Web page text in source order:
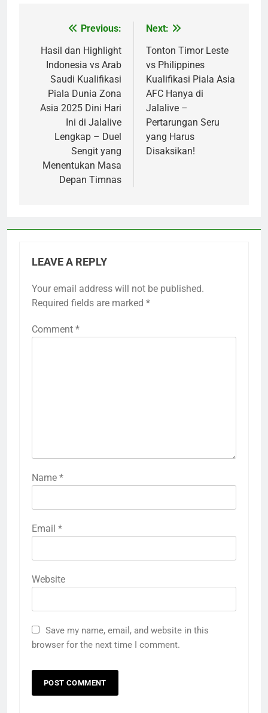
navigation
Previous:
Hasil dan Highlight
Indonesia vs Arab
Saudi Kualifikasi
Piala Dunia Zona
Asia 2025 Dini Hari
Ini di Jalalive
Lengkap – Duel
Sengit yang
Menentukan Masa
Depan Timnas
Next:
Tonton Timor Leste
vs Philippines
Kualifikasi Piala Asia
AFC Hanya di
Jalalive –
Pertarungan Seru
yang Harus
Disaksikan!
LEAVE A REPLY
Your email address will not be published.
Required fields are marked *
Comment *
Name *
Email *
Website
Save my name, email, and website in this
browser for the next time I comment.